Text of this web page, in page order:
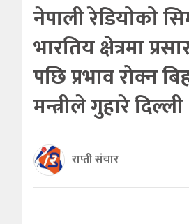
नेपाली रेडियोको
भारतिय क्षेत्रमा
पछि प्रभाव रोक्न
मन्त्रीले गुहारे दिल्ली
राप्ती संचार